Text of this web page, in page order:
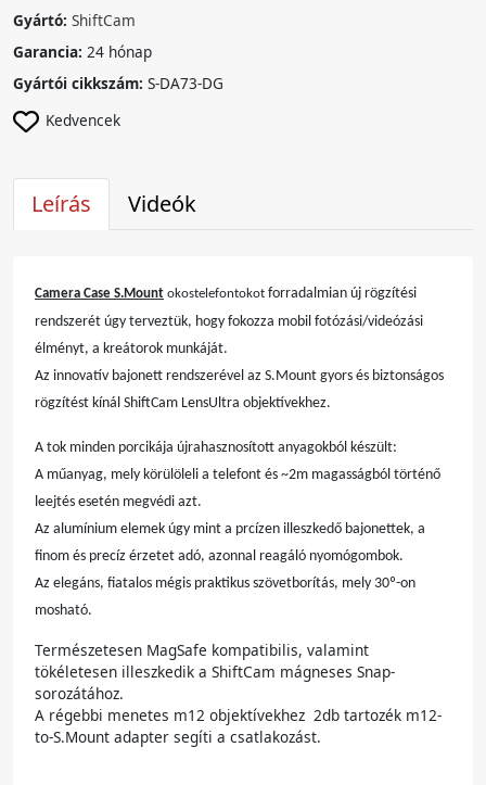
Gyártó: ShiftCam
Garancia: 24 hónap
Gyártói cikkszám: S-DA73-DG
Kedvencek
Leírás Videók
Camera Case S.Mount okostelefontokot forradalmian új rögzítési
rendszerét úgy terveztük, hogy fokozza mobil fotózási/videózási
élményt, a kreátorok munkáját.
Az innovatív bajonett rendszerével az S.Mount gyors és biztonságos
rögzítést kínál ShiftCam LensUltra objektívekhez.
A tok minden porcikája újrahasznosított anyagokból készült:
A műanyag, mely körülöleli a telefont és ~2m magasságból történő
leejtés esetén megvédi azt.
Az alumínium elemek úgy mint a prcízen illeszkedő bajonettek, a
finom és precíz érzetet adó, azonnal reagáló nyomógombok.
Az elegáns, fiatalos mégis praktikus szövetborítás, mely 30º-on
mosható.
Természetesen MagSafe kompatibilis, valamint
tökéletesen illeszkedik a ShiftCam mágneses Snap-
sorozátához.
A régebbi menetes m12 objektívekhez 2db tartozék m12-
to-S.Mount adapter segíti a csatlakozást.